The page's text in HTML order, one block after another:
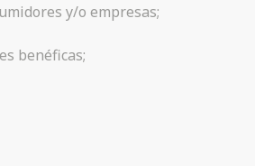
y/o empresas;
benéficas;